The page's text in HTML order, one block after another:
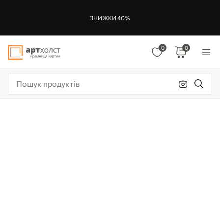
ЗНИЖКИ 40%
0 0